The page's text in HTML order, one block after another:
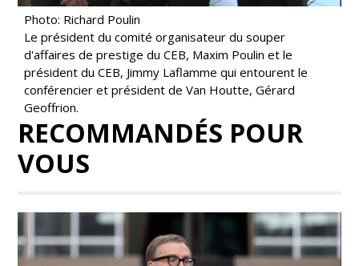
Photo: Richard Poulin
Le président du comité organisateur du souper
d'affaires de prestige du CEB, Maxim Poulin et le
président du CEB, Jimmy Laflamme qui entourent le
conférencier et président de Van Houtte, Gérard
Geoffrion.
RECOMMANDÉS POUR
VOUS